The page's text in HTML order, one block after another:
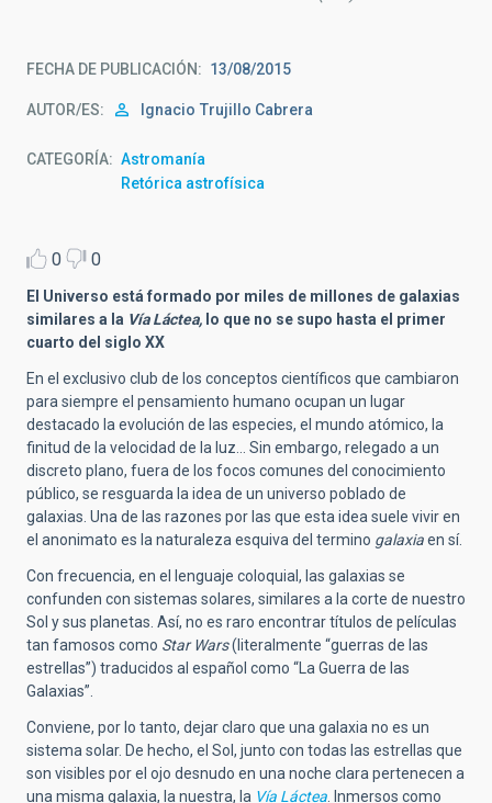
FECHA DE PUBLICACIÓN 13/08/2015
AUTOR/ES Ignacio Trujillo Cabrera
CATEGORÍA
Astromanía
Retórica astrofísica
0 0
El Universo está formado por miles de millones de galaxias
similares a la Vía Láctea, lo que no se supo hasta el primer
cuarto del siglo XX
En el exclusivo club de los conceptos científicos que cambiaron
para siempre el pensamiento humano ocupan un lugar
destacado la evolución de las especies, el mundo atómico, la
finitud de la velocidad de la luz… Sin embargo, relegado a un
discreto plano, fuera de los focos comunes del conocimiento
público, se resguarda la idea de un universo poblado de
galaxias. Una de las razones por las que esta idea suele vivir en
el anonimato es la naturaleza esquiva del termino galaxiaen sí.
Con frecuencia, en el lenguaje coloquial, las galaxias se
confunden con sistemas solares, similares a la corte de nuestro
Sol y sus planetas. Así, no es raro encontrar títulos de películas
tan famosos como Star Wars(literalmente “guerras de las
estrellas”) traducidos al español como “La Guerra de las
Galaxias”.
Conviene, por lo tanto, dejar claro que una galaxia no es un
sistema solar. De hecho, el Sol, junto con todas las estrellas que
son visibles por el ojo desnudo en una noche clara pertenecen a
una misma galaxia, la nuestra, la Vía Láctea. Inmersos como